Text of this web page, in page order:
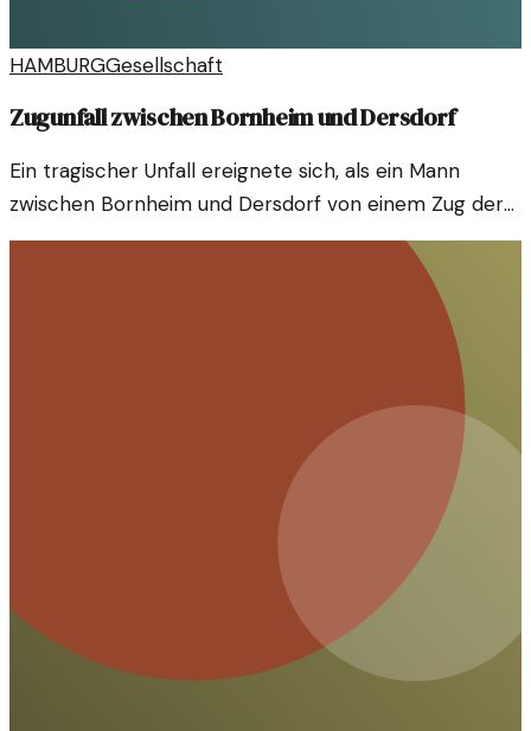
HAMBURGGesellschaft
Zugunfall zwischen Bornheim und Dersdorf
Ein tragischer Unfall ereignete sich, als ein Mann
zwischen Bornheim und Dersdorf von einem Zug der
Linie 18 erfasst wurde. Die Umstände sind noch unklar.